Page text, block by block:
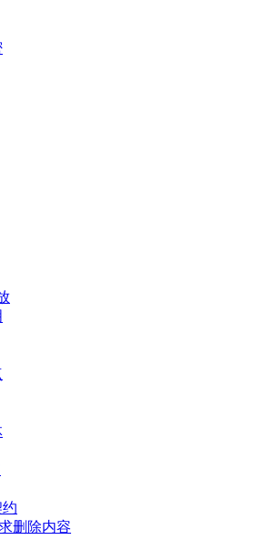
删除内容